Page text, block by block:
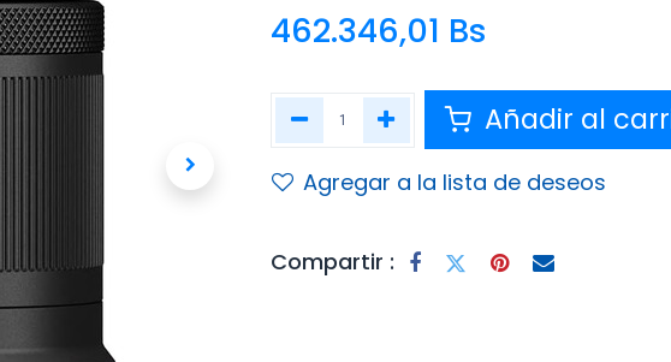
462.346,01 Bs
Añadir al
Agregar a la lista de deseos
Compartir :